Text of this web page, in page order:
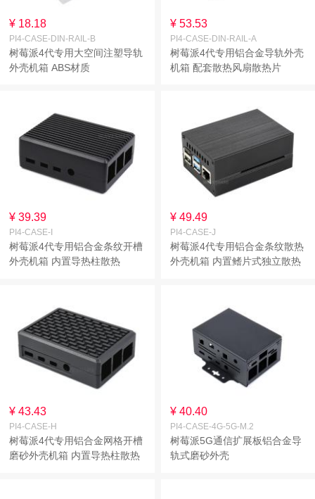
¥ 18.18
PI4-CASE-DIN-RAIL-B
树莓派4代专用大空间注塑导轨
外壳机箱 ABS材质
¥ 53.53
PI4-CASE-DIN-RAIL-A
树莓派4代专用铝合金导轨外壳
机箱 配套散热风扇散热片
¥ 39.39
PI4-CASE-I
树莓派4代专用铝合金条纹开槽
外壳机箱 内置导热柱散热
¥ 49.49
PI4-CASE-J
树莓派4代专用铝合金条纹散热
外壳机箱 内置鳍片式独立散热
¥ 43.43
PI4-CASE-H
树莓派4代专用铝合金网格开槽
磨砂外壳机箱 内置导热柱散热
¥ 40.40
PI4-CASE-4G-5G-M.2
树莓派5G通信扩展板铝合金导
轨式磨砂外壳